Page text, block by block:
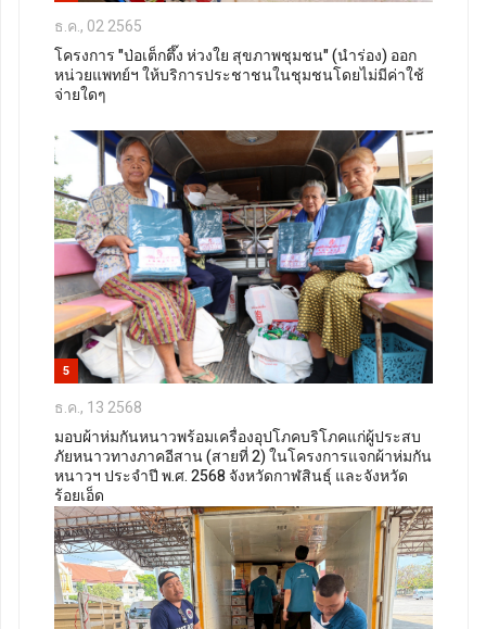
ธ.ค., 02 2565
โครงการ "ป่อเต็กตึ๊ง ห่วงใย สุขภาพชุมชน" (นำร่อง) ออก
หน่วยแพทย์ฯ​ ให้บริการประชาชนในชุมชนโดยไม่มีค่าใช้
จ่ายใดๆ
5
ธ.ค., 13 2568
มอบผ้าห่มกันหนาวพร้อมเครื่องอุปโภคบริโภคแก่ผู้ประสบ
ภัยหนาวทางภาคอีสาน (สายที่ 2) ในโครงการแจกผ้าห่มกัน
หนาวฯ ประจำปี พ.ศ. 2568 จังหวัดกาฬสินธุ์ และจังหวัด
ร้อยเอ็ด